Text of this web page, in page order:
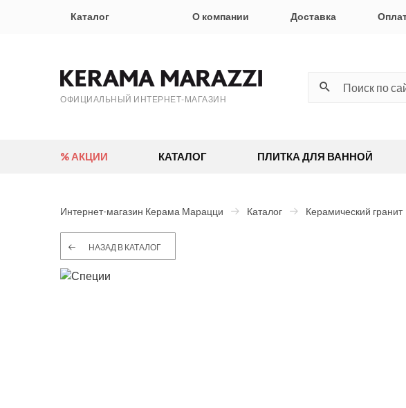
Каталог О компании Доставка
ОФИЦИАЛЬНЫЙ ИНТЕРНЕТ-МАГАЗИН
% АКЦИИ КАТАЛОГ ПЛИТКА ДЛЯ ВАННОЙ
Интернет-магазин Керама Марацци Каталог Керамический гранит
НАЗАД В КАТАЛОГ